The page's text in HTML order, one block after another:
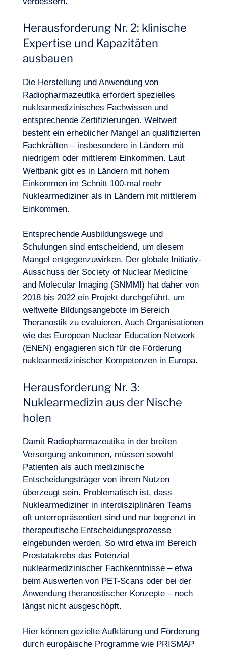
Herausforderung Nr. 2: klinische
Expertise und Kapazitäten
ausbauen
Die Herstellung und Anwendung von
Radiopharmazeutika erfordert spezielles
nuklearmedizinisches Fachwissen und
entsprechende Zertifizierungen. Weltweit
besteht ein erheblicher Mangel an qualifizierten
Fachkräften – insbesondere in Ländern mit
niedrigem oder mittlerem Einkommen. Laut
Weltbank gibt es in Ländern mit hohem
Einkommen im Schnitt 100-mal mehr
Nuklearmediziner als in Ländern mit mittlerem
Einkommen.
Entsprechende Ausbildungswege und
Schulungen sind entscheidend, um diesem
Mangel entgegenzuwirken. Der globale Initiativ-
Ausschuss der Society of Nuclear Medicine
and Molecular Imaging (SNMMI) hat daher von
2018 bis 2022 ein Projekt durchgeführt, um
weltweite Bildungsangebote im Bereich
Theranostik zu evaluieren. Auch Organisationen
wie das European Nuclear Education Network
(ENEN) engagieren sich für die Förderung
nuklearmedizinischer Kompetenzen in Europa.
Herausforderung Nr. 3:
Nuklearmedizin aus der Nische
holen
Damit Radiopharmazeutika in der breiten
Versorgung ankommen, müssen sowohl
Patienten als auch medizinische
Entscheidungsträger von ihrem Nutzen
überzeugt sein. Problematisch ist, dass
Nuklearmediziner in interdisziplinären Teams
oft unterrepräsentiert sind und nur begrenzt in
therapeutische Entscheidungsprozesse
eingebunden werden. So wird etwa im Bereich
Prostatakrebs das Potenzial
nuklearmedizinischer Fachkenntnisse – etwa
beim Auswerten von PET-Scans oder bei der
Anwendung theranostischer Konzepte – noch
längst nicht ausgeschöpft.
Hier können gezielte Aufklärung und Förderung
durch europäische Programme wie PRISMAP